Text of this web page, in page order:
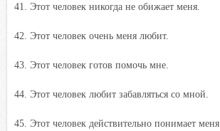
41. Этот человек никогда не обижает меня.
42. Этот человек очень меня любит.
43. Этот человек готов помочь мне.
44. Этот человек любит забавляться со мной.
45. Этот человек действительно понимает меня.